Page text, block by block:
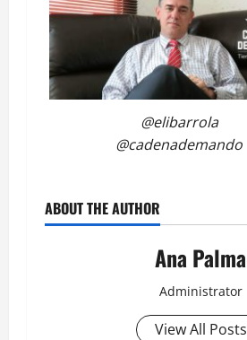
@elibarrola
@cadenademando
ABOUT THE AUTHOR
Ana Palma
Administrator
View All Posts